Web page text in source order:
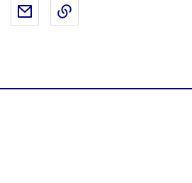
sur X
Partager sur LinkedIn
Partager par email